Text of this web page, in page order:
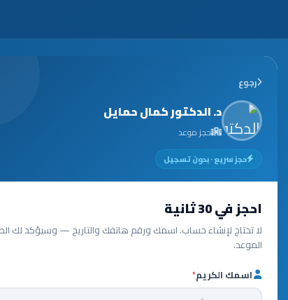
رجوع
د. الدكتور كمال حمايل
حجز موعد
حجز سريع · بدون تسجيل
احجز في 30 ثانية
لا تحتاج لإنشاء حساب. اسمك ورقم هاتفك والتاريخ — وسيؤكد لك
الموعد.
اسمك الكريم*